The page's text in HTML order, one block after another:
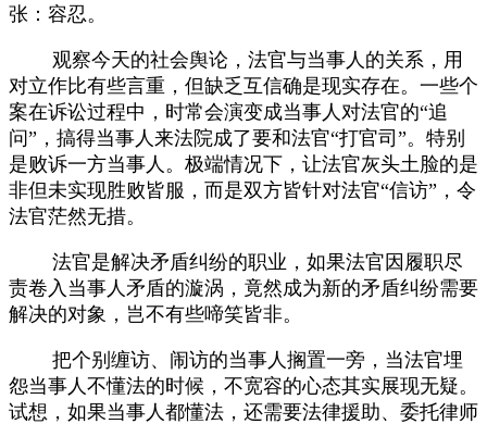
张：容忍。
观察今天的社会舆论，法官与当事人的关系，用
对立作比有些言重，但缺乏互信确是现实存在。一些个
案在诉讼过程中，时常会演变成当事人对法官的“追
问”，搞得当事人来法院成了要和法官“打官司”。特别
是败诉一方当事人。极端情况下，让法官灰头土脸的是
非但未实现胜败皆服，而是双方皆针对法官“信访”，令
法官茫然无措。
法官是解决矛盾纠纷的职业，如果法官因履职尽
责卷入当事人矛盾的漩涡，竟然成为新的矛盾纠纷需要
解决的对象，岂不有些啼笑皆非。
把个别缠访、闹访的当事人搁置一旁，当法官埋
怨当事人不懂法的时候，不宽容的心态其实展现无疑。
试想，如果当事人都懂法，还需要法律援助、委托律师